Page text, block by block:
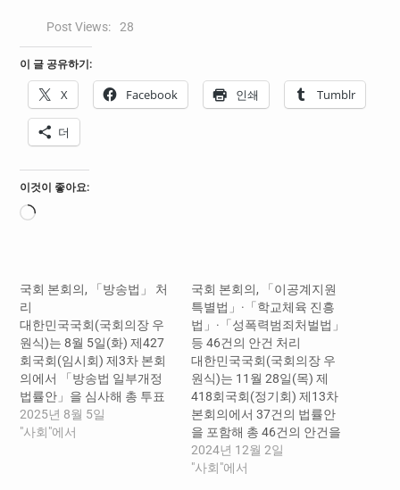
Post Views: 28
이 글 공유하기:
X Facebook 인쇄 Tumblr
더
이것이 좋아요:
로
국회 본회의, 「방송법」 처
리
대한민국국회(국회의장 우
원식)는 8월 5일(화) 제427
회국회(임시회) 제3차 본회
의에서 「방송법 일부개정
법률안」을 심사해 총 투표
수 180표 가운데 찬성 178
표, 반대 2표로 가결했다. 전
2025년 8월 5일
"사회"에서
국회 본회의, 「이공계지원
특별법」·「학교체육 진흥
법」·「성폭력범죄처벌법」
등 46건의 안건 처리
대한민국국회(국회의장 우
원식)는 11월 28일(목) 제
418회국회(정기회) 제13차
본회의에서 37건의 법률안
을 포함해 총 46건의 안건을
처리했다. 이날 본회의에서
는 ▲국가적 차원에서 우수
2024년 12월 2일
"사회"에서